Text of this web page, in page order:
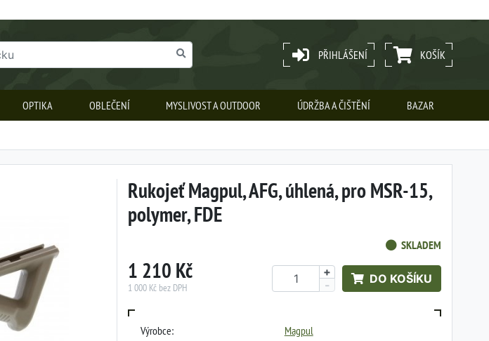
PŘIHLÁŠENÍ KOŠÍK
OPTIKA OBLEČENÍ MYSLIVOST A OUTDOOR ÚDRŽBA A ČIŠTĚNÍ BAZAR
Rukojeť Magpul, AFG, úhlená, pro MSR-15,
polymer, FDE
SKLADEM
1 210 Kč
1 000 Kč bez DPH
+
-
DO KOŠÍKU
Výrobce:
Magpul